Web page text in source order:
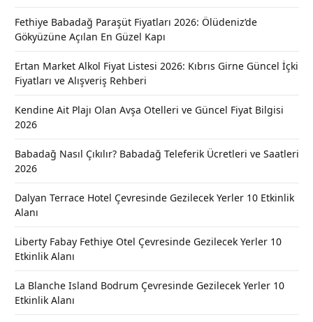
Fethiye Babadağ Paraşüt Fiyatları 2026: Ölüdeniz’de
Gökyüzüne Açılan En Güzel Kapı
Ertan Market Alkol Fiyat Listesi 2026: Kıbrıs Girne Güncel İçki
Fiyatları ve Alışveriş Rehberi
Kendine Ait Plajı Olan Avşa Otelleri ve Güncel Fiyat Bilgisi
2026
Babadağ Nasıl Çıkılır? Babadağ Teleferik Ücretleri ve Saatleri
2026
Dalyan Terrace Hotel Çevresinde Gezilecek Yerler 10 Etkinlik
Alanı
Liberty Fabay Fethiye Otel Çevresinde Gezilecek Yerler 10
Etkinlik Alanı
La Blanche Island Bodrum Çevresinde Gezilecek Yerler 10
Etkinlik Alanı